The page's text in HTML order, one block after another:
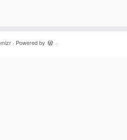
· Powered by ·